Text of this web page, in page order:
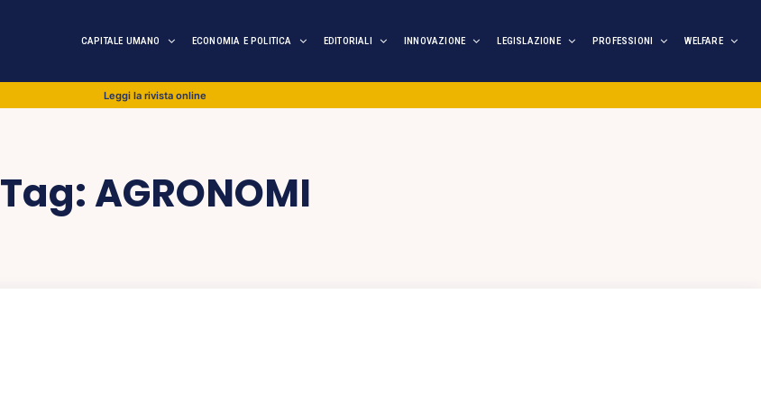
CAPITALE UMANO ECONOMIA E POLITICA EDITORIALI INNOVAZIONE LEGISLAZIONE PROFESSIONI WELFARE
Leggi la rivista online
Tag:AGRONOMI